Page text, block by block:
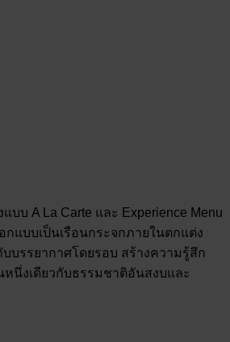
บบ A La Carte และ Experience Menu
แบบเป็นเรือนกระจกภายในตกแต่ง
บรรยากาศโดยรอบ สร้างความรู้สึก
หนึ่งเดียวกับธรรมชาติอันสงบและ